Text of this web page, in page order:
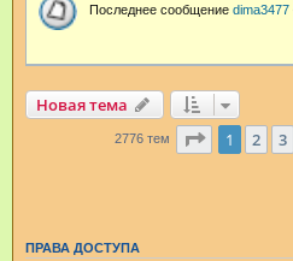
Последнее сообщение dima3477
Новая тема
2776 тем Страница
1 2 3
ПРАВА ДОСТУПА